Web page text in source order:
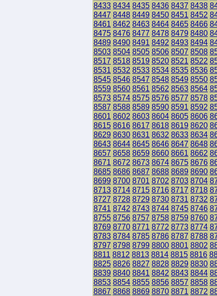
8433 8434 8435 8436 8437 8438
8447 8448 8449 8450 8451 8452
8461 8462 8463 8464 8465 8466
8475 8476 8477 8478 8479 8480
8489 8490 8491 8492 8493 8494
8503 8504 8505 8506 8507 8508
8517 8518 8519 8520 8521 8522
8531 8532 8533 8534 8535 8536
8545 8546 8547 8548 8549 8550
8559 8560 8561 8562 8563 8564
8573 8574 8575 8576 8577 8578
8587 8588 8589 8590 8591 8592
8601 8602 8603 8604 8605 8606
8615 8616 8617 8618 8619 8620
8629 8630 8631 8632 8633 8634
8643 8644 8645 8646 8647 8648
8657 8658 8659 8660 8661 8662
8671 8672 8673 8674 8675 8676
8685 8686 8687 8688 8689 8690
8699 8700 8701 8702 8703 8704
8713 8714 8715 8716 8717 8718
8727 8728 8729 8730 8731 8732
8741 8742 8743 8744 8745 8746
8755 8756 8757 8758 8759 8760
8769 8770 8771 8772 8773 8774
8783 8784 8785 8786 8787 8788
8797 8798 8799 8800 8801 8802
8811 8812 8813 8814 8815 8816
8825 8826 8827 8828 8829 8830
8839 8840 8841 8842 8843 8844
8853 8854 8855 8856 8857 8858
8867 8868 8869 8870 8871 8872